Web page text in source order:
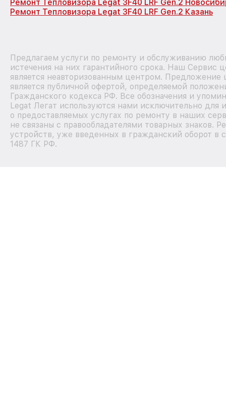
Ремонт Тепловизора Legat 3F40 LRF Gen.2
Ремонт Тепловизора Legat 3F40 LRF Gen.2 Казань
Предлагаем услуги по ремонту и обслуживанию
истечения на них гарантийного срока. Наш Сервис
является неавторизованным центром. Предложение
является публичной офертой, определяемой
Гражданского кодекса РФ. Все обозначения и
Legat Легат используются нами исключительно для
о предоставляемых услугах по ремонту в наших
не связаны с правообладателями товарных знаков.
устройств, уже введенных в гражданский оборот в
1487 ГК РФ.